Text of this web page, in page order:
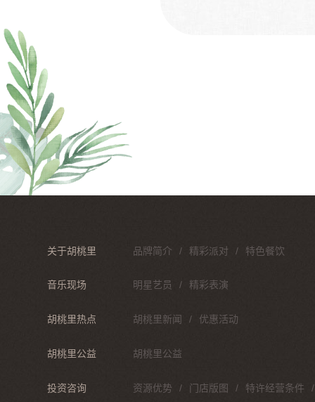
关于胡桃里 品牌简介 精彩派对 特色餐饮
音乐现场 明星艺员 精彩表演
胡桃里热点 胡桃里新闻 优惠活动
胡桃里公益 胡桃里公益
投资咨询 资源优势 门店版图 特许经营条件